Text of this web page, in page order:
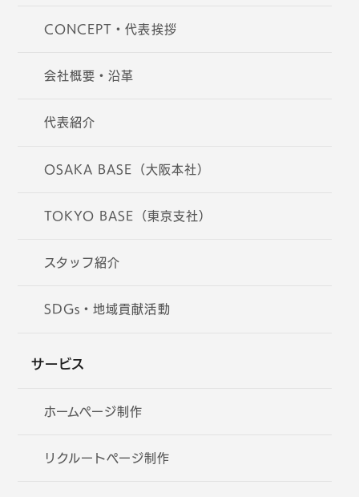
CONCEPT・代表挨拶
会社概要・沿革
代表紹介
OSAKA BASE（大阪本社）
TOKYO BASE（東京支社）
スタッフ紹介
SDGs・地域貢献活動
サービス
ホームページ制作
リクルートページ制作